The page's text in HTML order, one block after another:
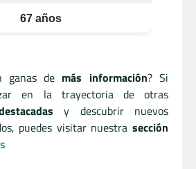
67 años
ganas de más información? Si
en la trayectoria de otras
y descubrir nuevos
puedes visitar nuestra sección